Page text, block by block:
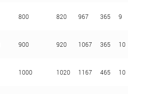
800 820 967 365 9
900 920 1067 365 10
1000 1020 1167 465 10